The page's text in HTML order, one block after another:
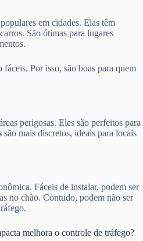
em cidades. Elas têm
São ótimas para lugares
fáceis. Por isso, são boas para quem
perigosas. Eles são perfeitos para
são mais discretos, ideais para locais
Fáceis de instalar, podem ser
no chão. Contudo, podem não ser
melhora o controle de tráfego?